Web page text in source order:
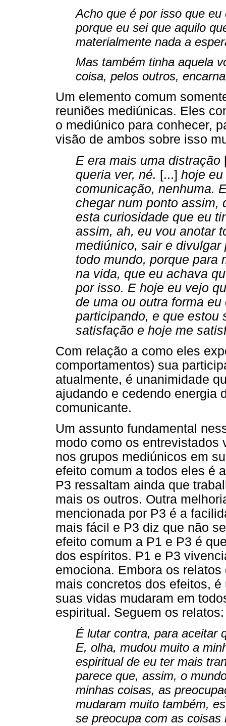
Acho que é por isso que
porque eu sei que aquilo
materialmente nada a
Mas também tinha aquela
coisa, pelos outros,
Um elemento comum
reuniões mediúnicas. Eles
o mediúnico para conhecer,
visão de ambos sobre isso
E era mais uma distração
queria ver, né. [...] hoje
comunicação, nenhuma.
chegar num ponto assim,
esta curiosidade que eu
assim, ah, eu vou anotar
mediúnico, sair e
todo mundo, porque para
na vida, que eu achava
por isso. E hoje eu vejo
de uma ou outra forma
participando, e que estou
satisfação e hoje me
Com relação a como eles
comportamentos) sua
atualmente, é unanimidade
ajudando e cedendo energia
comunicante.
Um assunto fundamental
modo como os entrevistados
nos grupos mediúnicos em
efeito comum a todos eles é
P3 ressaltam ainda que
mais os outros. Outra
mencionada por P3 é a
mais fácil e P3 diz que não
efeito comum a P1 e P3 é
dos espíritos. P1 e P3
emociona. Embora os
mais concretos dos efeitos,
suas vidas mudaram em
espiritual. Seguem os relatos:
É lutar contra, para aceitar
E, olha, mudou muito a
espiritual de eu ter mais
parece que, assim, o
minhas coisas, as
mudaram muito também,
se preocupa com as